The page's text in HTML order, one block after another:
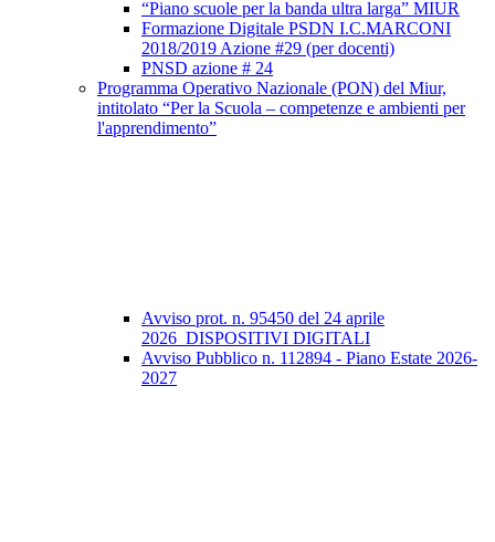
“Piano scuole per la banda ultra larga” MIUR
Formazione Digitale PSDN I.C.MARCONI
2018/2019 Azione #29 (per docenti)
PNSD azione # 24
Programma Operativo Nazionale (PON) del Miur,
intitolato “Per la Scuola – competenze e ambienti per
l'apprendimento”
Avviso prot. n. 95450 del 24 aprile
2026_DISPOSITIVI DIGITALI
Avviso Pubblico n. 112894 - Piano Estate 2026-
2027